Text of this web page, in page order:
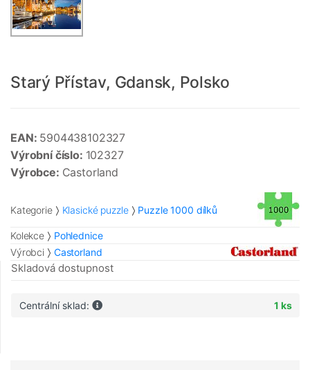
Starý Přístav, Gdansk, Polsko
EAN: 5904438102327
Výrobní číslo: 102327
Výrobce: Castorland
Kategorie Klasické puzzle Puzzle 1000 dílků
Kolekce
Pohlednice
Výrobci
Castorland
Skladová dostupnost
Centrální sklad: 1 ks